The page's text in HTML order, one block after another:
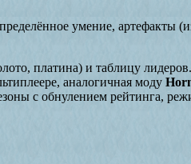
умение, артефакты
платина) и таблицу
аналогичная моду
с обнулением рейтинга,